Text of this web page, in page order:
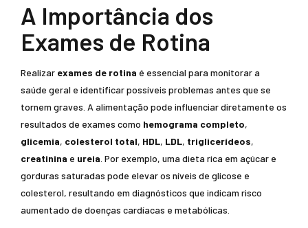
A Importância dos
Exames de Rotina
Realizar exames de rotina é essencial para monitorar a
saúde geral e identificar possíveis problemas antes que se
tornem graves. A alimentação pode influenciar diretamente os
resultados de exames como hemograma completo,
glicemia, colesterol total, HDL, LDL, triglicerídeos,
creatinina e ureia . Por exemplo, uma dieta rica em açúcar e
gorduras saturadas pode elevar os níveis de glicose e
colesterol, resultando em diagnósticos que indicam risco
aumentado de doenças cardíacas e metabólicas.